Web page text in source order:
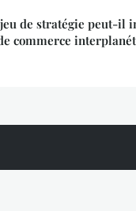
de stratégie peut-il
commerce
Data